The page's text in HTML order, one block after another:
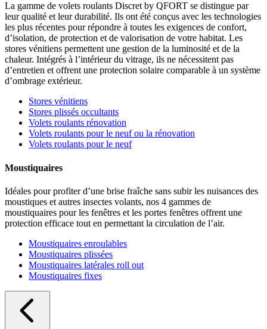
La gamme de volets roulants Discret by QFORT se distingue par
leur qualité et leur durabilité. Ils ont été conçus avec les technologies
les plus récentes pour répondre à toutes les exigences de confort,
d’isolation, de protection et de valorisation de votre habitat. Les
stores vénitiens permettent une gestion de la luminosité et de la
chaleur. Intégrés à l’intérieur du vitrage, ils ne nécessitent pas
d’entretien et offrent une protection solaire comparable à un système
d’ombrage extérieur.
Stores vénitiens
Stores plissés occultants
Volets roulants rénovation
Volets roulants pour le neuf ou la rénovation
Volets roulants pour le neuf
Moustiquaires
Idéales pour profiter d’une brise fraîche sans subir les nuisances des
moustiques et autres insectes volants, nos 4 gammes de
moustiquaires pour les fenêtres et les portes fenêtres offrent une
protection efficace tout en permettant la circulation de l’air.
Moustiquaires enroulables
Moustiquaires plissées
Moustiquaires latérales roll out
Moustiquaires fixes